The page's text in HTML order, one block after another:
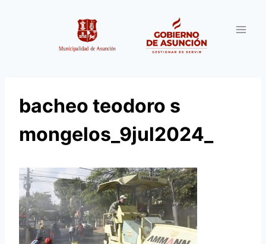
bacheo teodoro s
mongelos_9jul2024_